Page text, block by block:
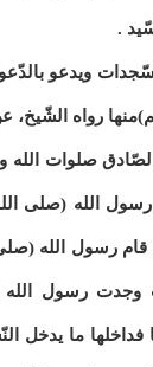
.
ويدعو
رواه
صلوات الله
الله (صلى
قام رسول الله
وجدت رسول الله
ما يدخل